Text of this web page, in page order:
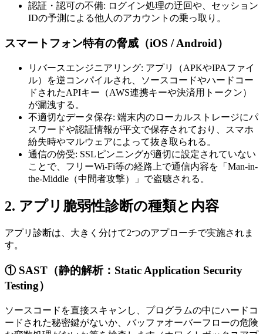
認証・認可の不備: ログイン処理の迂回や、セッション
IDの予測による他人のアカウントの乗っ取り。
スマートフォン特有の脅威（iOS / Android）
リバースエンジニアリング: アプリ（APKやIPAファイ
ル）を逆コンパイルされ、ソースコードやハードコー
ドされたAPIキー（AWS連携キーや決済用トークン）
が漏洩する。
不適切なデータ保存: 端末内のローカルストレージにパ
スワードや認証情報が平文で保存されており、スマホ
紛失時やマルウェアによって抜き取られる。
通信の傍受: SSLピンニングが適切に設定されていない
ことで、フリーWi-Fi等の経路上で通信内容を「Man-in-
the-Middle（中間者攻撃）」で盗聴される。
2. アプリ脆弱性診断の種類と内容
アプリ診断は、大きく分けて2つのアプローチで実施されま
す。
① SAST（静的解析：Static Application Security
Testing）
ソースコードを直接スキャンし、プログラムの中にハードコ
ードされた秘密鍵がないか、バッファオーバーフローの危険